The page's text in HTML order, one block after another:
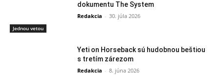
Jednou vetou
dokumentu The System
Redakcia - 30. júla 2026
Yeti on Horseback sú hudobnou beštiou
s tretím zárezom
Redakcia - 8. júna 2026